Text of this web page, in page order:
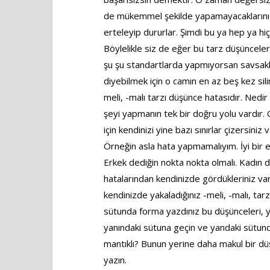
de mükemmel şekilde
erteleyip dururlar. Şimdi bu ya hep ya
Böylelikle siz de eğer bu tarz
şu şu standartlarda yapmıyorsan
diyebilmek için o camın en az beş kez
meli, -malı tarzı düşünce hatasıdır.
şeyi yapmanın tek bir doğru yolu vardır.
için kendinizi yine bazı sınırlar çizersiniz
Örneğin asla hata yapmamalıyım. İyi bir
Erkek dediğin nokta nokta olmalı. Kadın
hatalarından kendinizde gördükleriniz
kendinizde yakaladığınız -meli, -malı,
sütunda forma yazdınız bu düşünceleri,
yanındaki sütuna geçin ve yandaki
mantıklı? Bunun yerine daha makul bir
yazın.